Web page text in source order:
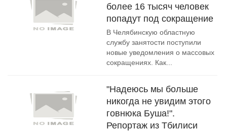
более 16 тысяч человек
попадут под сокращение
В Челябинскую областную
службу занятости поступили
новые уведомления о массовых
сокращениях. Как...
"Надеюсь мы больше
никогда не увидим этого
говнюка Буша!".
Репортаж из Тбилиси